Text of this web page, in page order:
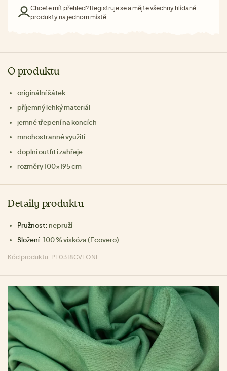
Chcete mít přehled? Registruje sea mějte všechny hlídané
produkty na jednom místě.
O produktu
originální šátek
příjemný lehký materiál
jemné třepení na koncích
mnohostranné využití
doplní outfit i zahřeje
rozměry 100×195 cm
Detaily produktu
Pružnost: nepruží
Složení: 100 % viskóza (Ecovero)
Kód produktu: PE0318CVEONE